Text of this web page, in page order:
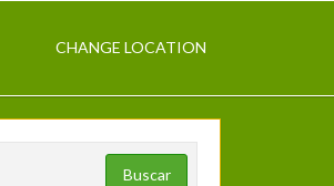
CHANGE LOCATION
Buscar